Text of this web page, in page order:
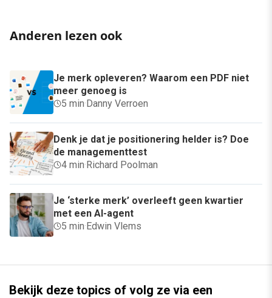
Anderen lezen ook
Je merk opleveren? Waarom een PDF niet
meer genoeg is
5 min·Danny Verroen
Denk je dat je positionering helder is? Doe
de managementtest
4 min·Richard Poolman
Je ‘sterke merk’ overleeft geen kwartier
met een AI-agent
5 min·Edwin Vlems
Bekijk deze topics of volg ze via een